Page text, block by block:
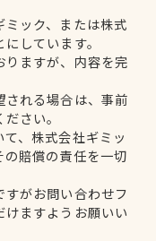
ック、または株式
しています。
りますが、内容を完
される場合は、事前
さい。
、株式会社ギミッ
賠償の責任を一切
がお問い合わせフ
ますようお願いい